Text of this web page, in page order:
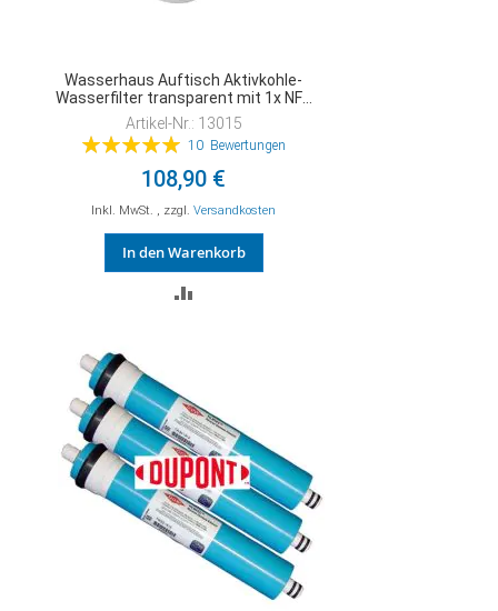
Wasserhaus Auftisch Aktivkohle-
Wasserfilter transparent mit 1x NFP
Premium
Artikel-Nr.: 13015
Bewertung:
10 Bewertungen
108,90 €
Inkl. MwSt. , zzgl. Versandkosten
In den Warenkorb